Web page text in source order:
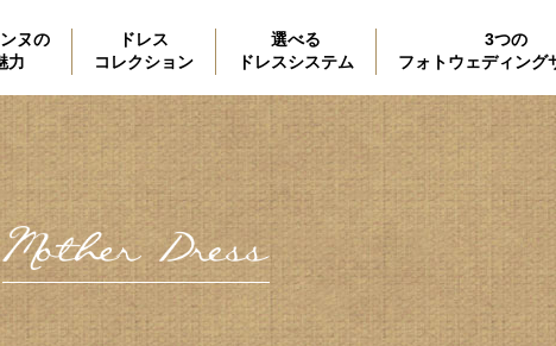
ヌの
力
ドレス
コレクション
選べる
ドレスシステム
3つの
フォトウェディング